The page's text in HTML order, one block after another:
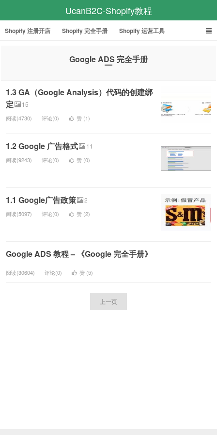
UcanB2C-Shopify教程
Shopify 注册开店 Shopify 完全手册 Shopify 运营工具
Google ADS 完全手册
1.3 GA（Google Analysis）代码的创建绑
定
15
阅读(4730) 评论(0) 赞 (1)
1.2 Google 广告格式 11
阅读(9243) 评论(0) 赞 (0)
1.1 Google广告政策 2
阅读(5097) 评论(0) 赞 (2)
Google ADS 教程 – 《Google 完全手册》
阅读(30604) 评论(0) 赞 (5)
上一页